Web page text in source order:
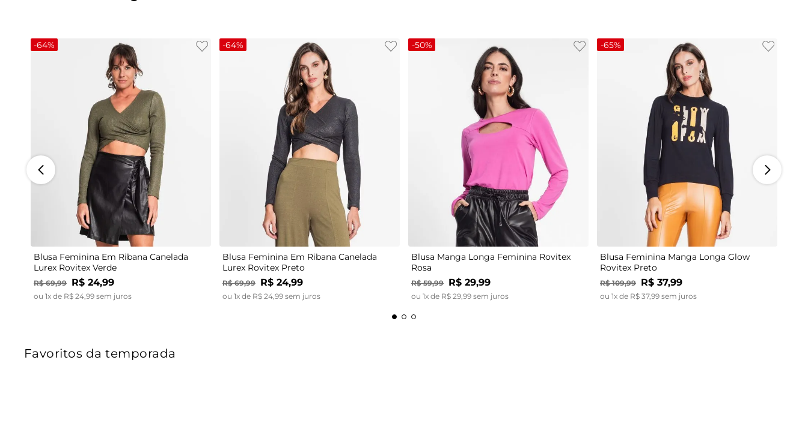
-64%
Blusa Feminina Em Ribana Canelada
Lurex Rovitex Verde
R$ 69,99 R$ 24,99
ou 1x de R$ 24 99 sem juros
-64%
Blusa Feminina Em Ribana Canelada
Lurex Rovitex Preto
R$ 69,99 R$ 24,99
ou 1x de R$ 24 99 sem juros
-50%
P M G GG
Blusa Manga Longa Feminina Rovitex
Rosa
R$ 59,99 R$ 29,99
ou 1x de R$ 29 99 sem juros
-65%
G
Blusa Feminina Manga Longa Glow
Rovitex Preto
R$ 109,99 R$ 37,99
ou 1x de R$ 37,99 sem juros
Favoritos da temporada